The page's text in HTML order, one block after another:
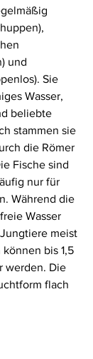
und
Sie
Wasser,
beliebte
stammen sie
die Römer
Fische sind
nur für
Während die
Wasser
meist
bis 1,5
werden. Die
flach